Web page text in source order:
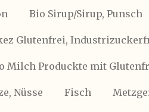
Bio Sirup/Sirup, Punsch
Glutenfrei,
Milch Produckte mit
Nüsse Fisch